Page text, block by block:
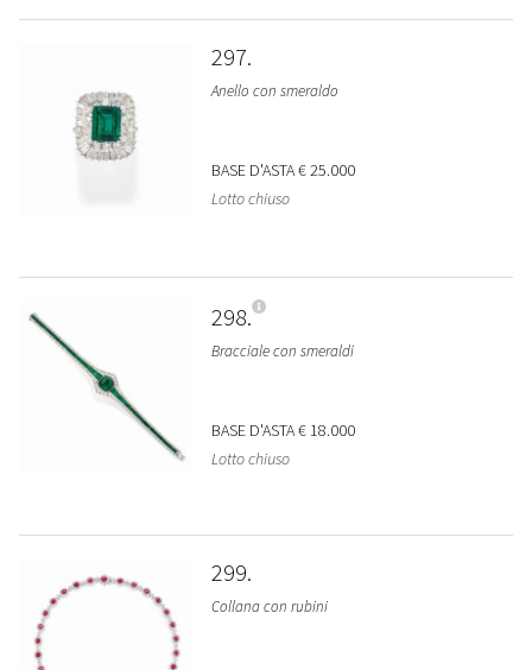
297
Anello con smeraldo
BASE D'ASTA€ 25.000
Lotto chiuso
298
Bracciale con smeraldi
BASE D'ASTA€ 18.000
Lotto chiuso
299
Collana con rubini